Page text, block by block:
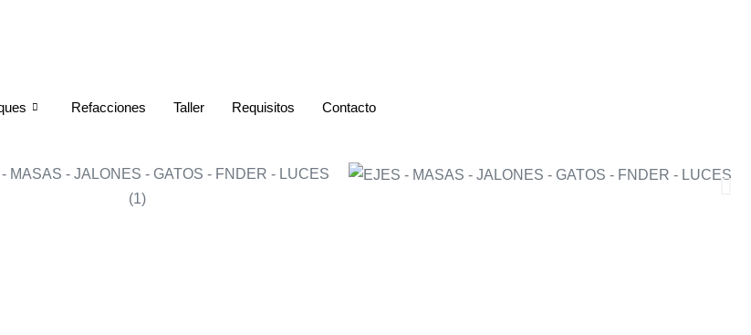
Refacciones Taller Requisitos Contacto